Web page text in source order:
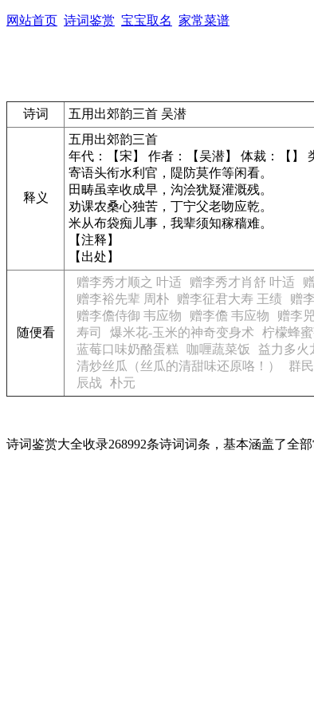
网站首页 诗词鉴赏 宝宝取名 家常菜谱
诗词 五用出郊韵三首 吴潜
释义
五用出郊韵三首
年代：【宋】 作者：【吴潜】 体裁：【】
寄语头衔水利官，隄防莫作等闲看。
田畴虽幸收成早，沟浍犹疑灌溉残。
劝课农桑心独苦，丁宁父老吻应乾。
米从布袋痴儿事，我辈须知稼穑难。
【注释】
【出处】
随便看
赠李秀才顺之 叶适 赠李秀才肖舒 叶适
赠李裕先辈 周朴
赠李征君大寿 王绩 赠
赠李儋侍御 韦应物
赠李儋 韦应物 赠李
寿司
爆米花-玉米的神奇变身术 柠檬蜂
蓝莓口味奶酪蛋糕
咖喱蔬菜饭 益力多火
清炒丝瓜（丝瓜的清甜味还原咯！）
群民
辰战 朴元
诗词鉴赏大全收录268992条诗词词条，基本涵盖了全